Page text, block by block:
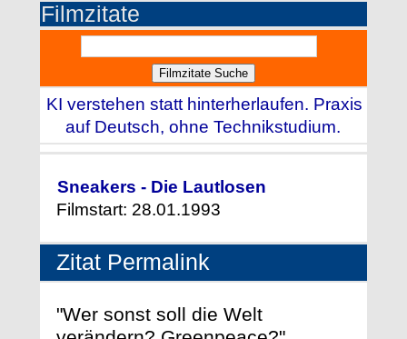
Filmzitate
KI verstehen statt hinterherlaufen. Praxis
auf Deutsch, ohne Technikstudium.
Sneakers - Die Lautlosen
Filmstart: 28.01.1993
Zitat Permalink
"Wer sonst soll die Welt